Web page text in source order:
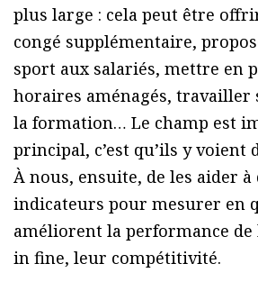
plus large : cela peut être
congé supplémentaire,
sport aux salariés, mettre en
horaires aménagés, travailler
la formation… Le champ est
principal, c’est qu’ils y voient
À nous, ensuite, de les aider
indicateurs pour mesurer en
améliorent la performance de
in fine, leur compétitivité.